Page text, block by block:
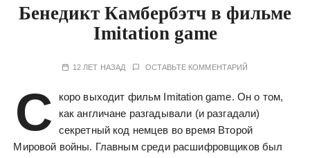
Бенедикт Камбербэтч в фильме
Imitation game
12 ЛЕТ НАЗАД ОСТАВЬТЕ КОММЕНТАРИЙ
С
коро выходит фильм Imitation game. Он о том,
как англичане разгадывали (и разгадали)
секретный код немцев во время Второй
Мировой войны. Главным среди расшифровщиков был